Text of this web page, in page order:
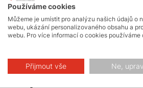
Turistika
Používáme cookies
Můžeme je umístit pro analýzu našich údajů o
webu, ukázání personalizovaného obsahu a
webu. Pro více informací o cookies používáme
Přijmout vše Ne, uprav